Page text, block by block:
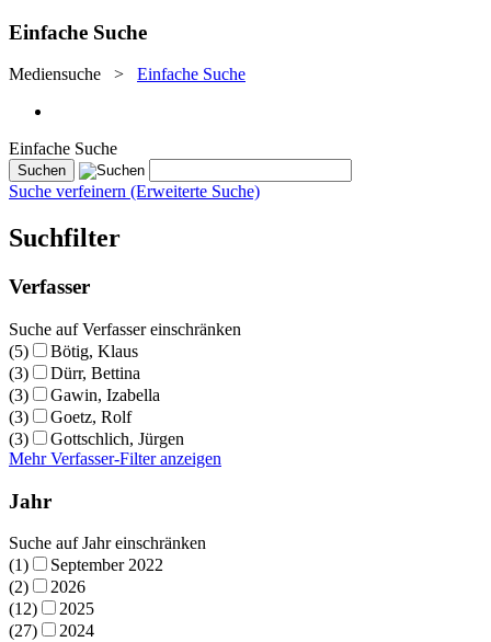
Einfache Suche
Mediensuche > Einfache Suche
Einfache Suche
Suche verfeinern (Erweiterte Suche)
Suchfilter
Verfasser
Suche auf Verfasser einschränken
(5)
Bötig, Klaus
(3)
Dürr, Bettina
(3)
Gawin, Izabella
(3)
Goetz, Rolf
(3)
Gottschlich, Jürgen
Mehr Verfasser-Filter anzeigen
Jahr
Suche auf Jahr einschränken
(1)
September 2022
(2)
2026
(12)
2025
(27)
2024